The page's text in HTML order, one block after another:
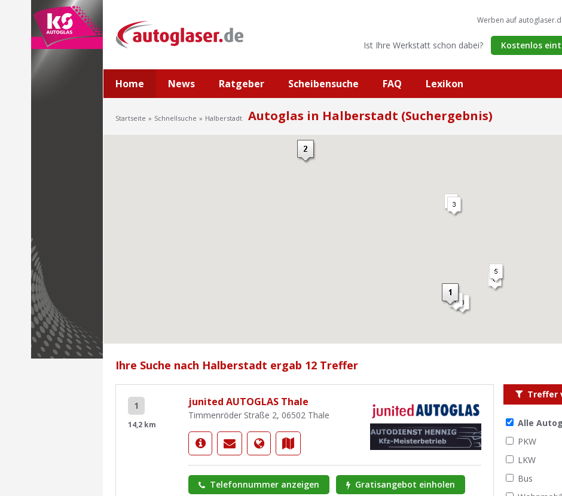
Werben auf
Ist Ihre Werkstatt schon dabei? Kostenlos
Home News Ratgeber Scheibensuche FAQ Lexikon
Startseite Schnellsuche Halberstadt Autoglas in Halberstadt (Suchergebnis)
Ihre Suche nach Halberstadt ergab 12 Treffer
1
14,2 km
junited AUTOGLAS Thale
Timmenröder Straße 2, 06502 Thale
Telefonnummer anzeigen Gratisangebot einholen
Treffer
Alle
PKW
LKW
Bus